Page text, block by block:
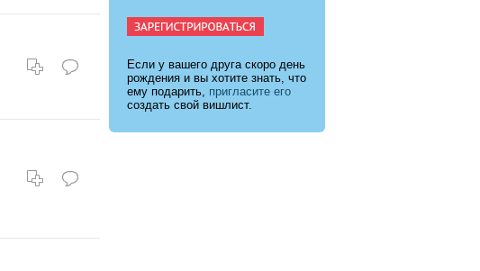
Если у вашего друга скоро день
рождения и вы хотите знать, что
ему подарить, пригласите его
создать свой вишлист.